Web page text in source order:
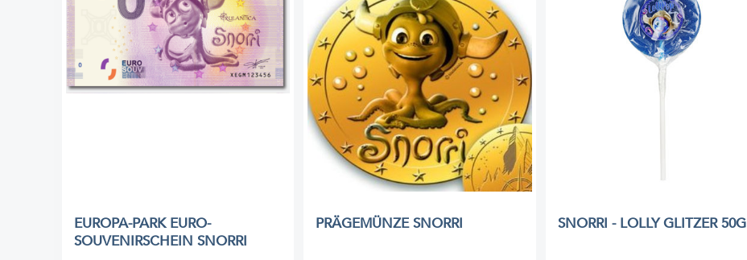
EUROPA-PARK EURO-
SOUVENIRSCHEIN SNORRI
PRÄGEMÜNZE SNORRI SNORRI - LOLLY GLITZER 50G